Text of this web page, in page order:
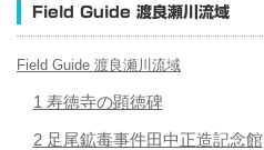
Field Guide 渡良瀬川流域
Field Guide 渡良瀬川流域
1 寿徳寺の顕徳碑
2 足尾鉱毒事件田中正造記念館